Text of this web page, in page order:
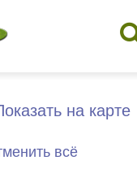
на карте
всё